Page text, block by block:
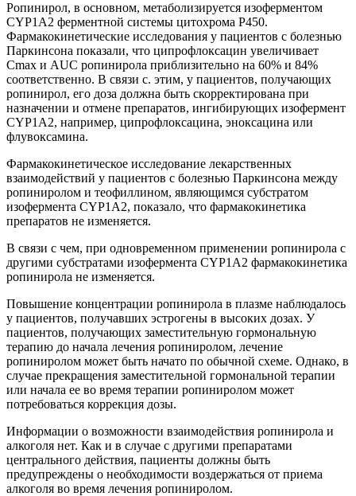
Ропинирол, в основном, метаболизируется изоферментом
CYP1A2 ферментной системы цитохрома Р450.
Фармакокинетические исследования у пациентов с болезнью
Паркинсона показали, что ципрофлоксацин увеличивает
Сmax и AUC ропинирола приблизительно на 60% и 84%
соответственно. В связи с. этим, у пациентов, получающих
ропинирол, его доза должна быть скорректирована при
назначении и отмене препаратов, ингибирующих изофермент
CYP1A2, например, ципрофлоксацина, эноксацина или
флувоксамина.
Фармакокинетическое исследование лекарственных
взаимодействий у пациентов с болезнью Паркинсона между
ропиниролом и теофиллином, являющимся субстратом
изофермента CYP1A2, показало, что фармакокинетика
препаратов не изменяется.
В связи с чем, при одновременном применении ропинирола с
другими субстратами изофермента СYP1А2 фармакокинетика
ропинирола не изменяется.
Повышение концентрации ропинирола в плазме наблюдалось
у пациентов, получавших эстрогены в высоких дозах. У
пациентов, получающих заместительную гормональную
терапию до начала лечения ропиниролом, лечение
ропиниролом может быть начато по обычной схеме. Однако, в
случае прекращения заместительной гормональной терапии
или начала ее во время терапии ропиниролом может
потребоваться коррекция дозы.
Информации о возможности взаимодействия ропинирола и
алкоголя нет. Как и в случае с другими препаратами
центрального действия, пациенты должны быть
предупреждены о необходимости воздержаться от приема
алкоголя во время лечения ропиниролом.